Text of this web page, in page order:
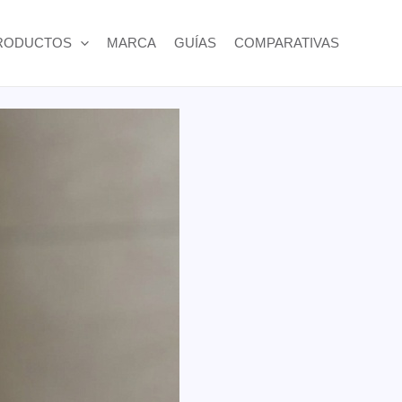
MARCA GUÍAS COMPARATIVAS